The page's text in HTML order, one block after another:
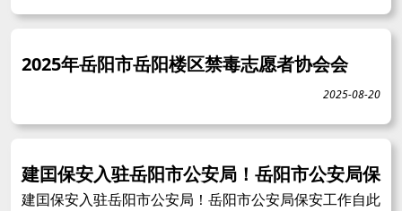
2025年岳阳市岳阳楼区禁毒志愿者协会会
2025-08-20
建囯保安入驻岳阳市公安局！岳阳市公安局保
建囯保安入驻岳阳市公安局！岳阳市公安局保安工作自此